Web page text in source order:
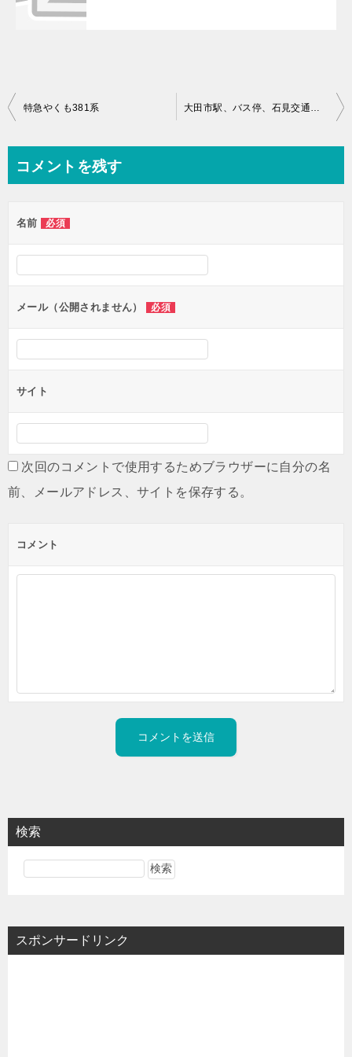
投
ビ
ー
シ
ン
特急やくも381系 大田市駅、バス停、石見交通バスターミナル詳細
コメントを残す
名前 必須
メール（公開されません） 必須
サイト
次回のコメントで使用するためブラウザーに自分の名
前、メールアドレス、サイトを保存する。
コメント
検索
スポンサードリンク